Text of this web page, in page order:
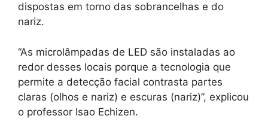
dispostas em torno das sobrancelhas e do
nariz.
“As microlâmpadas de LED são instaladas ao
redor desses locais porque a tecnologia que
permite a detecção facial contrasta partes
claras (olhos e nariz) e escuras (nariz)”, explicou
o professor Isao Echizen.